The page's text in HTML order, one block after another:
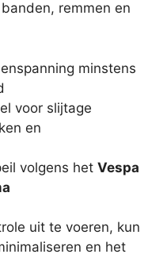
remmen en
minstens
voor slijtage
en
volgens het Vespa
uit te voeren, kun
en het